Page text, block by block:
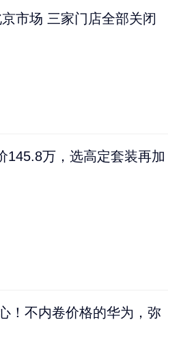
市场 三家门店全部关闭
145.8万，选高定套装再加
！不内卷价格的华为，弥